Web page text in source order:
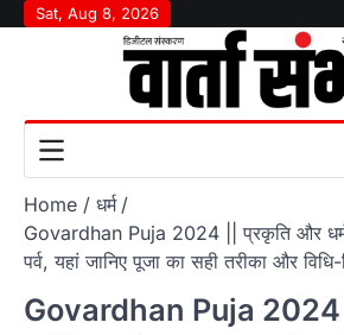
SkipSat, Aug 8, 2026
Home
धर्म
Govardhan Puja 2024 || प्रकृति और
पर्व, यहां जानिए पूजा का सही तरीका और विधि-
Govardhan Puja 2024